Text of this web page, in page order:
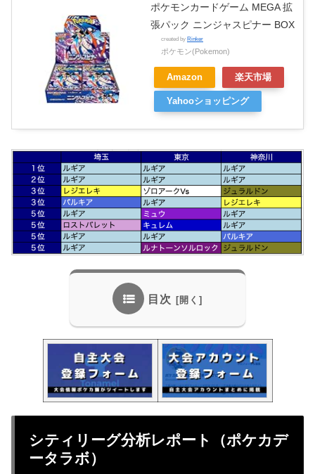
ポケモンカードゲーム MEGA 拡
張パック ニンジャスピナー BOX
created by Rinker
ポケモン(Pokemon)
Amazon 楽天市場
Yahooショッピング
目次
シティリーグ分析レポート（ポケカデ
ータラボ）